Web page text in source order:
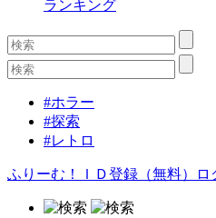
ランキング
#ホラー
#探索
#レトロ
ふりーむ！ＩＤ登録（無料） ロ